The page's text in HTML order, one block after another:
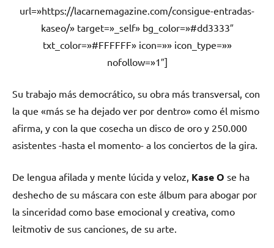
url=»https://lacarnemagazine.com/consigue-entradas-
kaseo/» target=»_self» bg_color=»#dd3333″
txt_color=»#FFFFFF» icon=»» icon_type=»»
nofollow=»1″]
Su trabajo más democrático, su obra más transversal, con
la que «más se ha dejado ver por dentro» como él mismo
afirma, y con la que cosecha un disco de oro y 250.000
asistentes -hasta el momento- a los conciertos de la gira.
De lengua afilada y mente lúcida y veloz, Kase O se ha
deshecho de su máscara con este álbum para abogar por
la sinceridad como base emocional y creativa, como
leitmotiv de sus canciones, de su arte.